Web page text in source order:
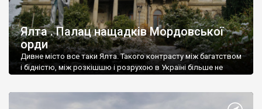
Ялта . Палац нащадків Мордовської
орди
Дивне місто все таки Ялта. Такого контрасту між багатством
і бідністю, між розкішшю і розрухою в Україні більше не